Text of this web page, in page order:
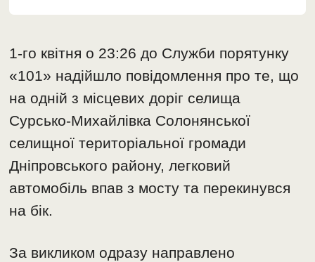
1-го квітня о 23:26 до Служби порятунку
«101» надійшло повідомлення про те, що
на одній з місцевих доріг селища
Сурсько-Михайлівка Солонянської
селищної територіальної громади
Дніпровського району, легковий
автомобіль впав з мосту та перекинувся
на бік.
За викликом одразу направлено